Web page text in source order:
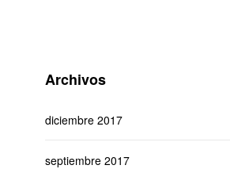
Archivos
diciembre 2017
septiembre 2017